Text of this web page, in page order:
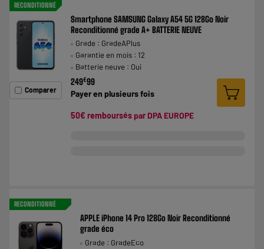
RECONDITIONNÉ
Comparer
Smartphone SAMSUNG Galaxy A54 5G 128Go Noir
Reconditionné grade A+ BATTERIE NEUVE
Grade : GradeAPlus
Garantie en mois : 12
Batterie neuve : Oui
249€99
Payer en plusieurs fois
50€ remboursés par DPA EUROPE
RECONDITIONNÉ
APPLE iPhone 14 Pro 128Go Noir Reconditionné
grade éco
Grade : GradeEco